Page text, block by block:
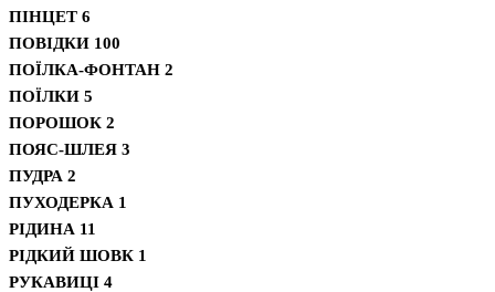
ПІНЦЕТ 6
ПОВІДКИ 100
ПОЇЛКА-ФОНТАН 2
ПОЇЛКИ 5
ПОРОШОК 2
ПОЯС-ШЛЕЯ 3
ПУДРА 2
ПУХОДЕРКА 1
РІДИНА 11
РІДКИЙ ШОВК 1
РУКАВИЦІ 4